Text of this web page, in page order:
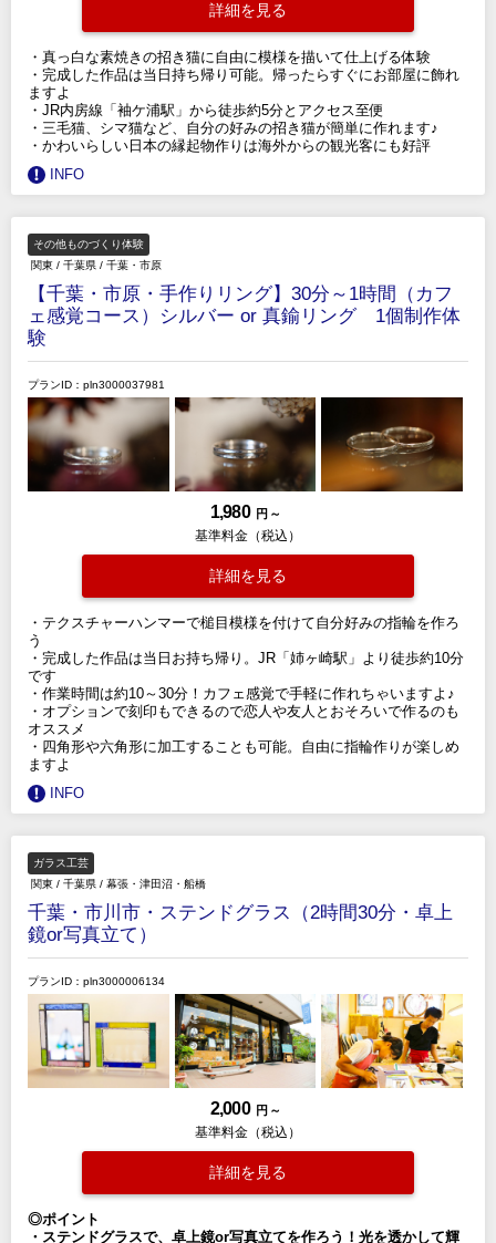
詳細を見る
・真っ白な素焼きの招き猫に自由に模様を描いて仕上げる体験
・完成した作品は当日持ち帰り可能。帰ったらすぐにお部屋に飾れ
ますよ
・JR内房線「袖ケ浦駅」から徒歩約5分とアクセス至便
・三毛猫、シマ猫など、自分の好みの招き猫が簡単に作れます♪
・かわいらしい日本の縁起物作りは海外からの観光客にも好評
INFO
その他ものづくり体験
関東 / 千葉県 / 千葉・市原
【千葉・市原・手作りリング】30分～1時間（カフ
ェ感覚コース）シルバー or 真鍮リング 1個制作体
験
プランID：pln3000037981
1,980 円 ～
基準料金（税込）
詳細を見る
・テクスチャーハンマーで槌目模様を付けて自分好みの指輪を作ろ
う
・完成した作品は当日お持ち帰り。JR「姉ヶ崎駅」より徒歩約10分
です
・作業時間は約10～30分！カフェ感覚で手軽に作れちゃいますよ♪
・オプションで刻印もできるので恋人や友人とおそろいで作るのも
オススメ
・四角形や六角形に加工することも可能。自由に指輪作りが楽しめ
ますよ
INFO
ガラス工芸
関東 / 千葉県 / 幕張・津田沼・船橋
千葉・市川市・ステンドグラス（2時間30分・卓上
鏡or写真立て）
プランID：pln3000006134
2,000 円 ～
基準料金（税込）
詳細を見る
◎ポイント
・ステンドグラスで、卓上鏡or写真立てを作ろう！光を透かして輝